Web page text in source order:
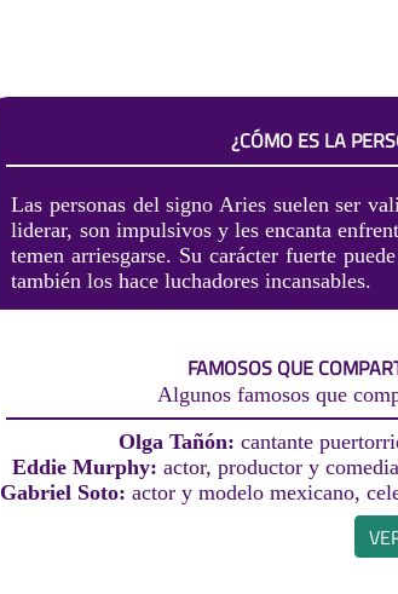
¿CÓMO ES LA
Las personas del signo Aries suelen ser
liderar, son impulsivos y les encanta
temen arriesgarse. Su carácter fuerte
también los hace luchadores incansables.
FAMOSOS QUE
Algunos famosos que
Olga Tañón: cantante
Eddie Murphy: actor, productor y
Gabriel Soto: actor y modelo mexicano,